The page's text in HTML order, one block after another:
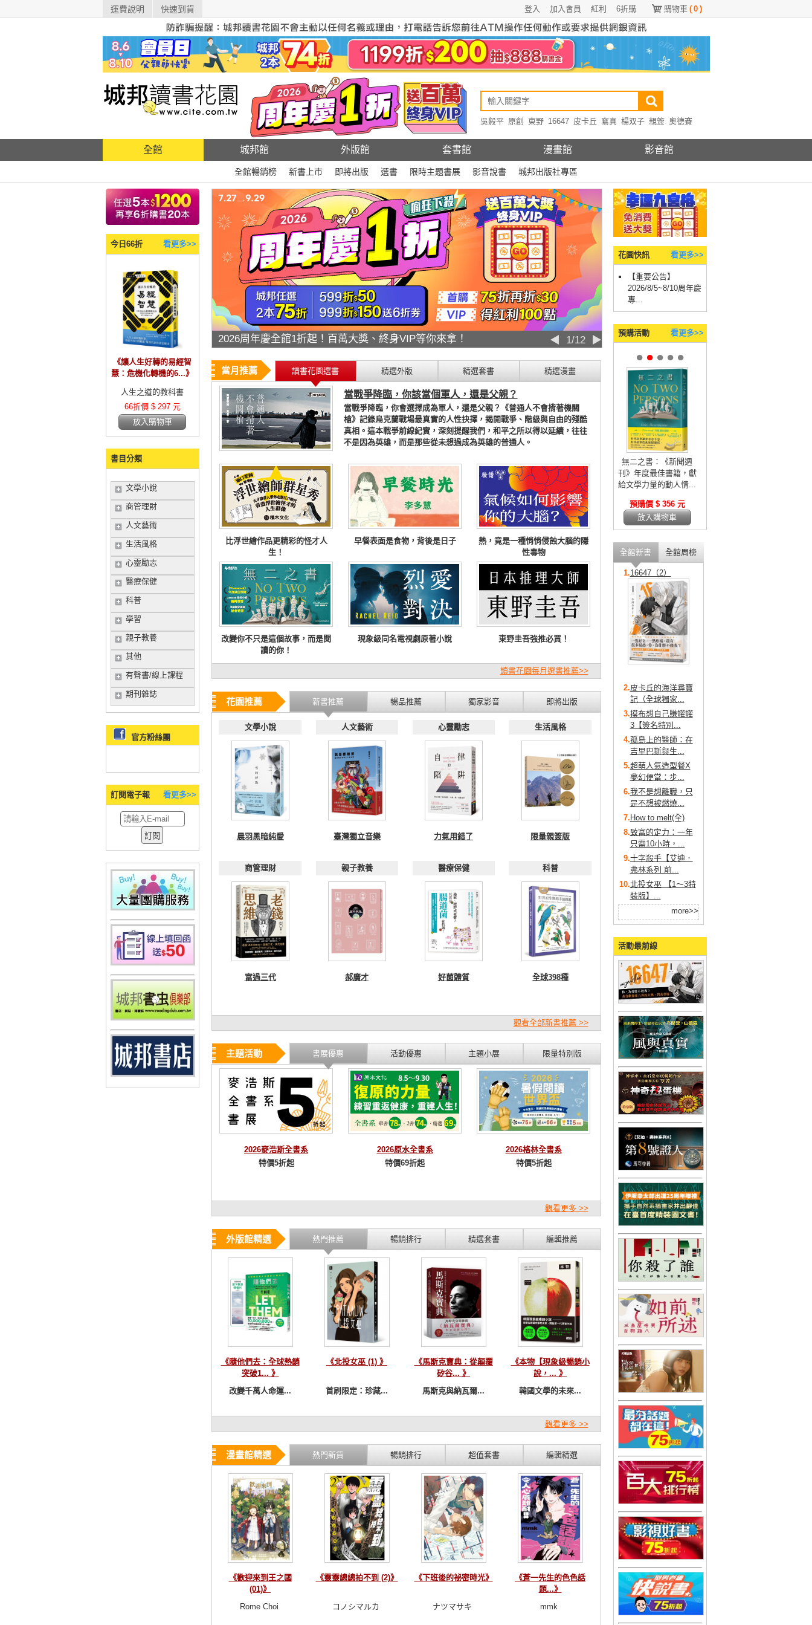
運費說明 快速到貨 購物車 ( 0 )
6折購
紅利
加入會員
登入
吳毅平 原創 東野 16647 皮卡丘 寫真 楊双子 親簽 奧德賽
全館 城邦館 外版館 套書館 漫畫館 影音館
全館暢銷榜 新書上市 即將出版 選書 限時主題書展 影音說書 城邦出版社專區
今日66折 看更多>>
《讓人生好轉的易經智
慧：危機化轉機的6...》
人生之道的教科書
66折價 $ 297 元
放入購物車
書目分類
文學小說
商管理財
人文藝術
生活風格
心靈勵志
醫療保健
科普
學習
親子教養
其他
有聲書/線上課程
期刊雜誌
官方粉絲團
訂閱電子報 看更多>>
絕版品35折搶翻天！年度唯一絕不錯過！ ▶
2/12
◀
當月推薦 讀書花園選書 精選外版 精選套書 精選漫畫
當戰爭降臨，你該當個軍人，還是父親？
當戰爭降臨，你會選擇成為軍人，還是父親？《普通人不會揹著機關
槍》記錄烏克蘭戰場最真實的人性抉擇，揭開戰爭、階級與自由的殘酷
真相。這本戰爭前線紀實，深刻提醒我們，和平之所以得以延續，往往
不是因為英雄，而是那些從未想過成為英雄的普通人。
比浮世繪作品更精彩的怪才人
生！
早餐表面是食物，背後是日子
熱，竟是一種悄悄侵蝕大腦的隱
性毒物
改變你不只是這個故事，而是閱
讀的你！
現象級同名電視劇原著小說 東野圭吾強推必買！
讀書花園每月選書推薦>>
花園推薦 新書推薦 暢品推薦 獨家影音 即將出版
文學小說
晨羽黑暗純愛
人文藝術
臺灣獨立音樂
心靈勵志
力氣用錯了
生活風格
限量親簽版
商管理財
富過三代
親子教養
郝廣才
醫療保健
好菌體質
科普
全球398種
觀看全部新書推薦 >>
主題活動 書展優惠 活動優惠 主題小展 限量特別版
2026麥浩斯全書系
特價5折起
2026原水全書系
特價69折起
2026格林全書系
特價5折起
觀看更多 >>
外版館精選 熱門推薦 暢銷排行 精選套書 編輯推薦
《隨他們去：全球熱銷
突破1... 》
改變千萬人命運...
《北投女巫 (1) 》
首刷限定：珍藏...
《馬斯克寶典：從顛覆
矽谷... 》
馬斯克與納瓦爾...
《本物【現象級暢銷小
說，... 》
韓國文學的未來...
觀看更多 >>
漫畫館精選 熱門新貨 暢銷排行 超值套書 編輯精選
《歡迎來到王之國
(01)》
Rome Choi
《靈靈總總拍不到 (2)》
コノシマルカ
《下班後的祕密時光》
ナツマサキ
《蒼一先生的色色話
題...》
mmk
花園快訊 看更多>>
【重要公告】
2026/8/5~8/10周年慶
專...
預購活動 看更多>>
● ● ● ● ●
無二之書：《新聞週
刊》年度最佳書籍，獻
給文學力量的動人情...
預購價 $ 356 元
放入購物車
全館新書 全館周榜
1.16647（2）
2.皮卡丘的海洋尋寶
記（全球獨家...
3.摸布想自己賺罐罐
3【簽名特別...
4.孤島上的醫師：在
吉里巴斯與生...
5.超萌人氣造型餐X
夢幻便當：步...
6.我不是想離職，只
是不想被燃燒...
7. How to melt(全)
8.致富的定力：一年
只需10小時，...
9.十字殺手【艾迪．
弗林系列 前...
10.北投女巫 【1～3特
裝版】...
more>>
活動最前線